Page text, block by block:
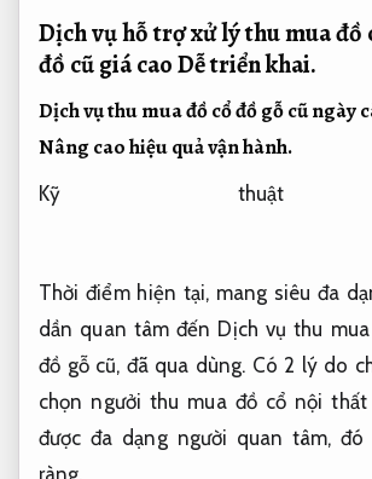
Dịch vụ hỗ trợ xử lý thu mua đồ
đồ cũ giá caoDễ triển khai.
Dịch vụ thu mua đồ cổ đồ gỗ cũ ngày
Nâng cao hiệu quả vận hành.
Kỹ thuật
Thời điểm hiện tại, mang siêu đa
dần quan tâm đến Dịch vụ thu
đồ gỗ cũ, đã qua dùng. Có 2 lý do
chọn ngưởi thu mua đồ cổ nội
được đa dạng người quan tâm, đó